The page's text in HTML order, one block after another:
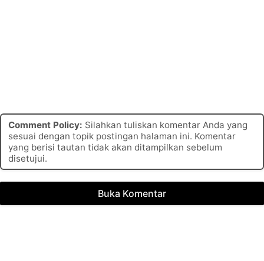
Comment Policy: Silahkan tuliskan komentar Anda yang
sesuai dengan topik postingan halaman ini. Komentar
yang berisi tautan tidak akan ditampilkan sebelum
disetujui.
Buka Komentar